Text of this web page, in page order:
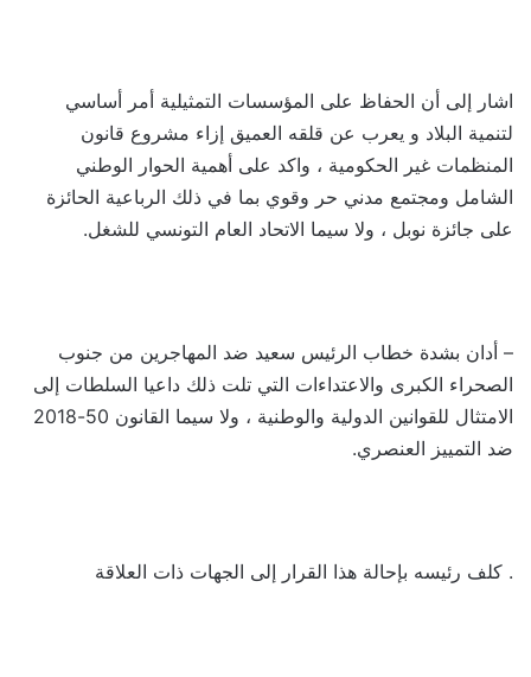
اشار إلى أن الحفاظ على المؤسسات التمثيلية أمر أساسي
لتنمية البلاد و يعرب عن قلقه العميق إزاء مشروع قانون
المنظمات غير الحكومية ، واكد على أهمية الحوار الوطني
الشامل ومجتمع مدني حر وقوي بما في ذلك الرباعية الحائزة
على جائزة نوبل ، ولا سيما الاتحاد العام التونسي للشغل.
– أدان بشدة خطاب الرئيس سعيد ضد المهاجرين من جنوب
الصحراء الكبرى والاعتداءات التي تلت ذلك داعيا السلطات إلى
الامتثال للقوانين الدولية والوطنية ، ولا سيما القانون 50-2018
ضد التمييز العنصري.
. كلف رئيسه بإحالة هذا القرار إلى الجهات ذات العلاقة